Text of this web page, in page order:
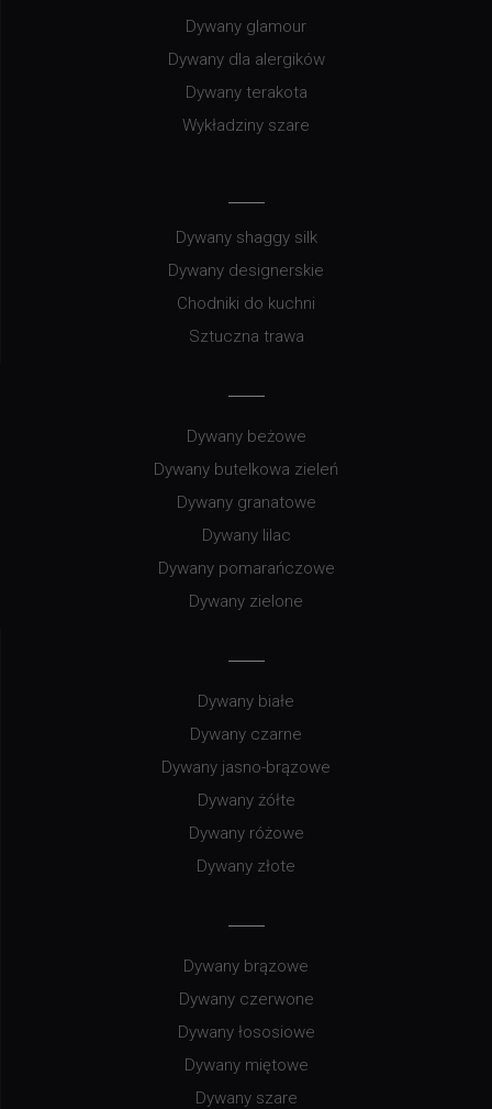
Dywany glamour
Dywany dla alergików
Dywany terakota
Wykładziny szare
Dywany shaggy silk
Dywany designerskie
Chodniki do kuchni
Sztuczna trawa
Dywany beżowe
Dywany butelkowa zieleń
Dywany granatowe
Dywany lilac
Dywany pomarańczowe
Dywany zielone
Dywany białe
Dywany czarne
Dywany jasno-brązowe
Dywany żółte
Dywany różowe
Dywany złote
Dywany brązowe
Dywany czerwone
Dywany łososiowe
Dywany miętowe
Dywany szare